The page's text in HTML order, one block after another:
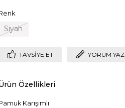
Siyah
TAVSIYE ET YORUM YAZ
Özellikleri
Karışımlı